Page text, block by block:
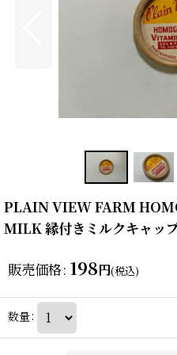
PLAIN VIEW FARM
MILK 縁付きミルクキャッ
販売価格: 198円(税込)
数量: